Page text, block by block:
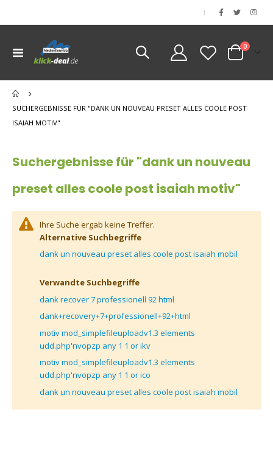
|
Navigation
umschalten
Cart
0Artikel
SUCHERGEBNISSE FÜR "DANK UN NOUVEAU PRESET ALLES COOLE POST
ISAIAH MOTIV"
Suchergebnisse für "dank un nouveau
preset alles coole post isaiah motiv"
Ihre Suche ergab keine Treffer.
Alternative Suchbegriffe
dank un nouveau preset alles coole post isaiah mobil
Verwandte Suchbegriffe
dank recover 7 professionell 92 html
dank+recovery+7+professionell+92+html
motiv mod_simplefileuploadv1.3 elements
udd.php'nvopzp any 1 1 or ikv
motiv mod_simplefileuploadv1.3 elements
udd.php'nvopzp any 1 1 or ico
dank un nouveau preset alles coole post isaiah mobil